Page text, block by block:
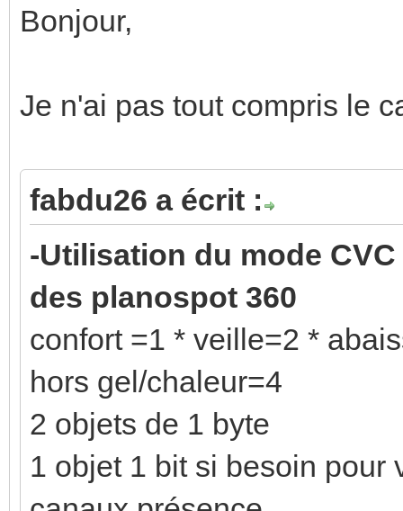
Bonjour,
Je n'ai pas tout compris le
fabdu26 a écrit :
-Utilisation du mode
des planospot 360
confort =1 * veille=2 *
hors gel/chaleur=4
2 objets de 1 byte
1 objet 1 bit si besoin pour